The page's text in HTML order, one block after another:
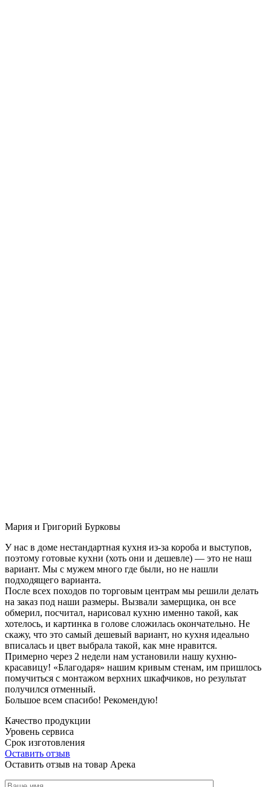
Мария и Григорий Бурковы
У нас в доме нестандартная кухня из-за короба и выступов,
поэтому готовые кухни (хоть они и дешевле) — это не наш
вариант. Мы с мужем много где были, но не нашли
подходящего варианта.
После всех походов по торговым центрам мы решили делать
на заказ под наши размеры. Вызвали замерщика, он все
обмерил, посчитал, нарисовал кухню именно такой, как
хотелось, и картинка в голове сложилась окончательно. Не
скажу, что это самый дешевый вариант, но кухня идеально
вписалась и цвет выбрала такой, как мне нравится.
Примерно через 2 недели нам установили нашу кухню-
красавицу! «Благодаря» нашим кривым стенам, им пришлось
помучиться с монтажом верхних шкафчиков, но результат
получился отменный.
Большое всем спасибо! Рекомендую!
Качество продукции
Уровень сервиса
Срок изготовления
Оставить отзыв
Оставить отзыв на товар Арека